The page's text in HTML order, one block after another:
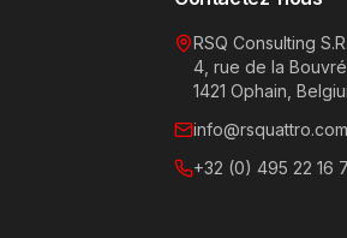
RSQ Consulting
4, rue de la
1421 Ophain,
info@rsquattro.com
+32 (0) 495 22 16